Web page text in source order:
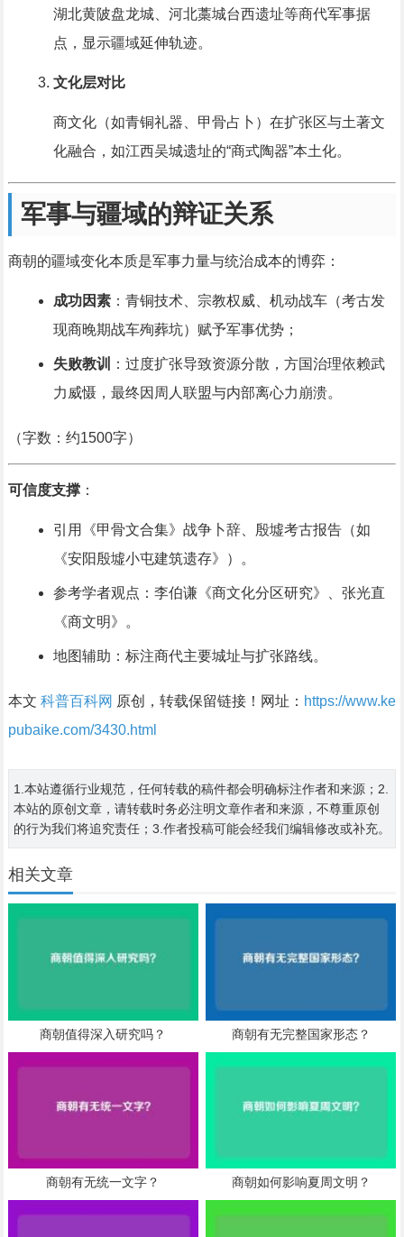
湖北黄陂盘龙城、河北藁城台西遗址等商代军事据
点，显示疆域延伸轨迹。
文化层对比
商文化（如青铜礼器、甲骨占卜）在扩张区与土著文
化融合，如江西吴城遗址的“商式陶器”本土化。
军事与疆域的辩证关系
商朝的疆域变化本质是军事力量与统治成本的博弈：
成功因素：青铜技术、宗教权威、机动战车（考古发
现商晚期战车殉葬坑）赋予军事优势；
失败教训
：过度扩张导致资源分散，方国治理依赖武
力威慑，最终因周人联盟与内部离心力崩溃。
（字数：约1500字）
可信度支撑：
引用《甲骨文合集》战争卜辞、殷墟考古报告（如
《安阳殷墟小屯建筑遗存》）。
参考学者观点：李伯谦《商文化分区研究》、张光直
《商文明》。
地图辅助：标注商代主要城址与扩张路线。
本文 科普百科网 原创，转载保留链接！网址： https://www.ke
pubaike.com/3430.html
1.本站遵循行业规范，任何转载的稿件都会明确标注作者和来源；2.
本站的原创文章，请转载时务必注明文章作者和来源，不尊重原创
的行为我们将追究责任；3.作者投稿可能会经我们编辑修改或补充。
相关文章
商朝值得深入研究吗？ 商朝有无完整国家形态？
商朝有无统一文字？ 商朝如何影响夏周文明？